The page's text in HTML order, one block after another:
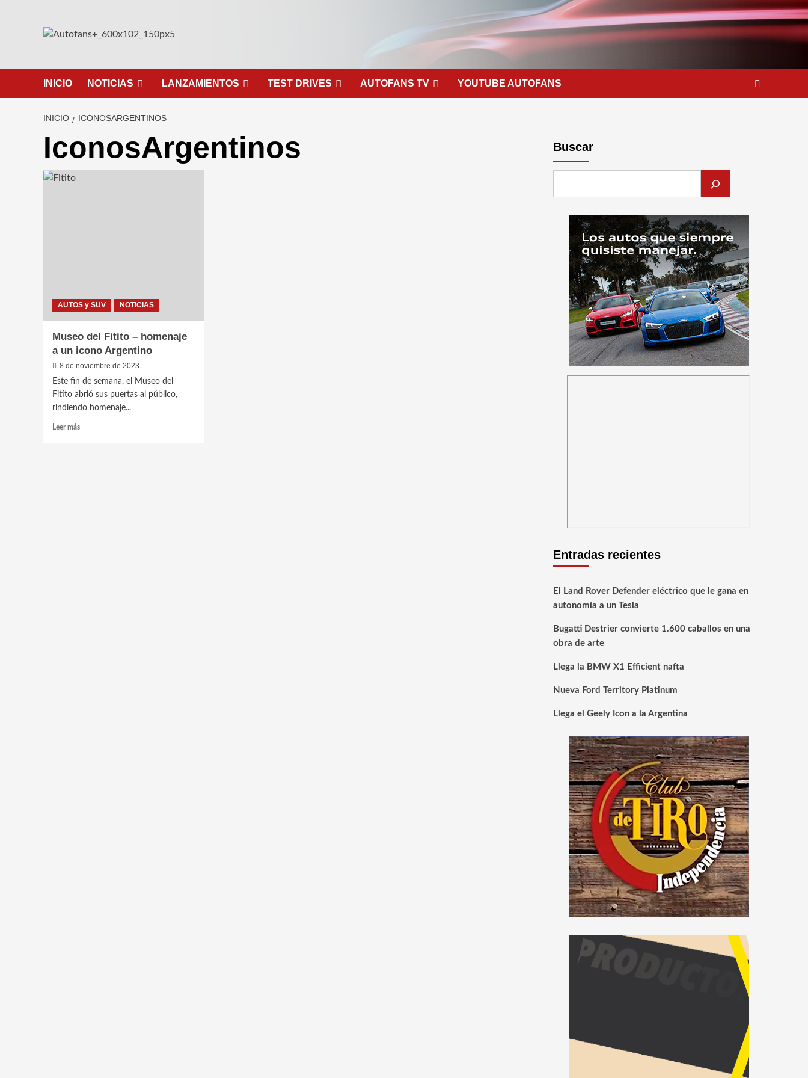
INICIO NOTICIAS LANZAMIENTOS TEST DRIVES AUTOFANS TV YOUTUBE AUTOFANS
INICIO ICONOSARGENTINOS
IconosArgentinos
AUTOS y SUV NOTICIAS
Museo del Fitito – homenaje
a un icono Argentino
8 de noviembre de 2023
Este fin de semana, el Museo del
Fitito abrió sus puertas al público,
rindiendo homenaje...
Leer másLeer
Buscar
Entradas recientes
El Land Rover Defender eléctrico que le gana en
autonomía a un Tesla
Bugatti Destrier convierte 1.600 caballos en una
obra de arte
Llega la BMW X1 Efficient nafta
Nueva Ford Territory Platinum
Llega el Geely Icon a la Argentina